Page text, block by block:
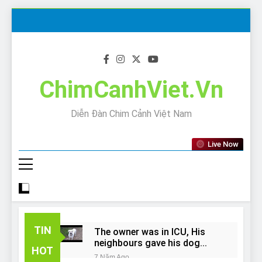
ChimCanhViet.Vn
Diễn Đàn Chim Cảnh Việt Nam
Live Now
TIN
HOT
The owner was in ICU, His
neighbours gave his dog
away!
7 Năm Ago